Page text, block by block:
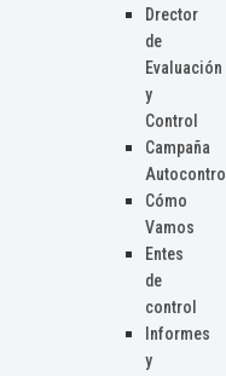
Drector
de
Evaluación
y
Control
Campaña
Autocontrol
Cómo
Vamos
Entes
de
control
Informes
y